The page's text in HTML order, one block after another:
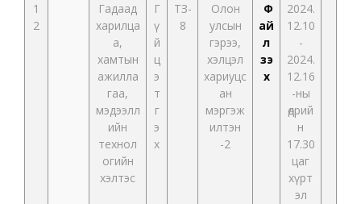
1
2
Гадаад
харилца
а,
хамтын
ажилла
гаа,
мэдээлл
ийн
технол
огийн
хэлтэс
Г
ү
й
ц
э
т
г
э
х
ТЗ-
8
Олон
улсын
гэрээ,
хэлцэл
хариуцс
ан
мэргэж
илтэн
-2
Ф
ай
л
үзэ
х
2024.
12.10
-
2024.
12.16
-ны
өдрий
н
17.30
цаг
хүрт
эл